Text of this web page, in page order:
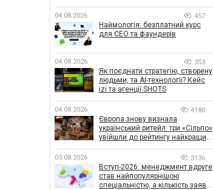
04.08.2026 457
Наймологія: безплатний курс
для CEO та фаундерів
04.08.2026 353
Як поєднати стратегію, створену
людьми, та AI-технології? Кейс
izi та агенції SHOTS
04.08.2026 4180
Європа знову визнала
український ритейл: три «Сільпо»
увійшли до рейтингу найкращих
03.08.2026 3136
Вступ-2026: менеджмент вдруге
став найпопулярнішою
спеціальністю, а кількість заяв